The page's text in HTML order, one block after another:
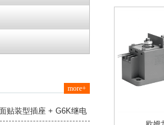
more+
贴装型插座 + G6K继电